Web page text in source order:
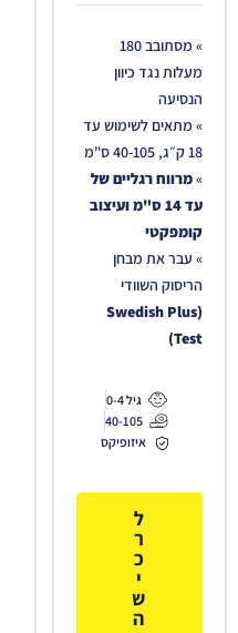
» מסתובב 180
מעלות נגד כיוון
הנסיעה
» מתאים לשימוש עד
18 ק״ג, 40-105 ס"מ
»מרווח רגליים של
עד 14 ס"מ ועיצוב
קומפקטי
» עבר את מבחן
הריסוק השוודי
(Swedish Plus
Test)
גיל 0-4
40-105
איזופיקס
ל
ר
כ
י
ש
ה